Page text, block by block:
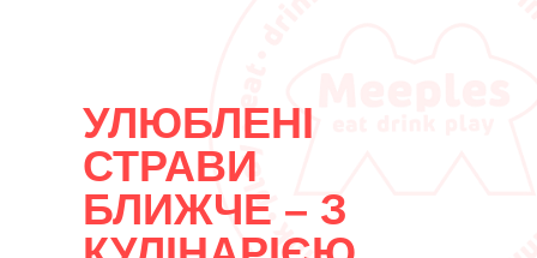
УЛЮБЛЕНІ
СТРАВИ
БЛИЖЧЕ – З